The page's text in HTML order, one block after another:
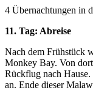
4 Übernachtungen in
11. Tag: Abreise
Nach dem Frühstück
Monkey Bay. Von
Rückflug nach
an. Ende dieser